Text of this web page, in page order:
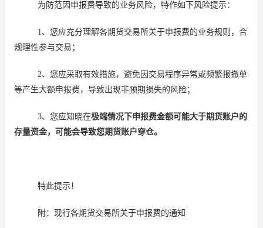
为防范因申报费导致的业务风险，特作如下风险提示：
1、您应充分理解各期货交易所关于申报费的业务规则，合
规理性参与交易；
2、您应采取有效措施，避免因交易程序异常或频繁报撤单
等产生大额申报费，导致出现非预期损失的风险；
3、您应知晓在极端情况下申报费金额可能大于期货账户的
存量资金，可能会导致您期货账户穿仓。
特此提示！
附：现行各期货交易所关于申报费的通知